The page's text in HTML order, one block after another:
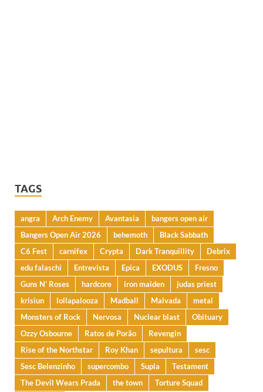
TAGS
angra Arch Enemy Avantasia
bangers open air
Bangers Open Air 2026
behemoth
Black Sabbath
C6 Fest
carnifex Crypta Dark Tranquillity
Debrix
edu falaschi
Entrevista Epica EXODUS
Fresno
Guns N' Roses
hardcore iron maiden
judas priest
krisiun
lollapalooza Madball Malvada
metal
Monsters of Rock
Nervosa Nuclear blast
Obituary
Ozzy Osbourne
Ratos de Porão
Revengin
Rise of the Northstar
Roy Khan sepultura
sesc
Sesc Belenzinho
supercombo Supla
Testament
The Devil Wears Prada
the town Torture Squad